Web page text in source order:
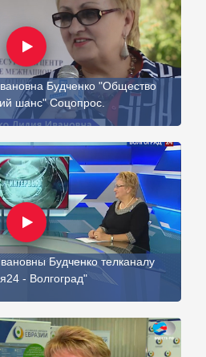
Будченко "Общество
шанс" Соцопрос.
Будченко телканалу
- Волгоград"